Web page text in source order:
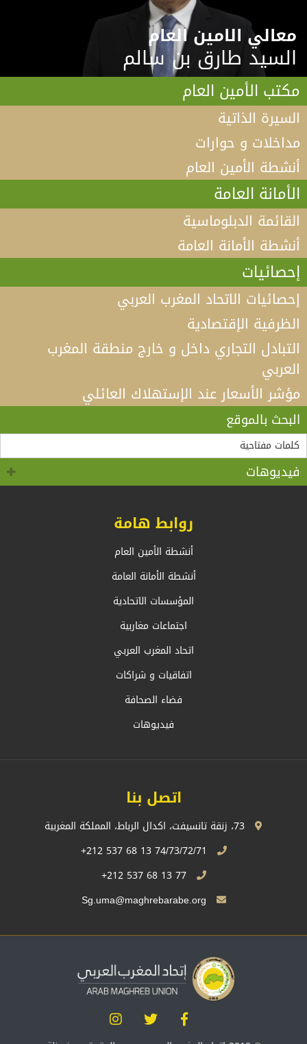
معالي الامين العام
السيد طارق بن سالم
مكتب الأمين العام
السيرة الذاتية
مداخلات و حوارات
أنشطة الأمين العام
الأمانة العامة
القائمة الدبلوماسية
أنشطة الأمانة العامة
إحصائيات
إحصائيات الاتحاد المغرب العربي
الظرفية الإقتصادية
التبادل التجاري داخل و خارج منطقة المغرب
العربي
مؤشر الأسعار عند الإستهلاك العائلي
البحث بالموقع
فيديوهات
لقاء الأمين العام لاتحاد المغرب العربي، السيد طارق بن
سالم.بالسيد وزير الشؤون الخارجية والجالية الوطنية
بالخارج، السيد أحمد عطاف
فيديو كلمة الأمين العام لاتحاد المغرب العربي أ.د الطيب
البكوش في الندوة الخامسة التي تنظمها منظمة
“مادثينك” MedThink 5+5 حول موضوع:”أي آفاق لحوار
5+5 متوسط متحول؟ تأقلم مشترك مع واقع ما بعد جائحة
كوفيد 19 “
روابط هامة
أنشطة الأمين العام
أنشطة الأمانة العامة
المؤسسات الاتحادية
اجتماعات مغاربية
اتحاد المغرب العربي
اتفاقيات و شراكات
فضاء الصحافة
فيديوهات
اتصل بنا
77 13 68 537 212+